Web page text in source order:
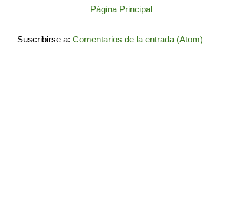
Página Principal
Suscribirse a: Comentarios de la entrada (Atom)